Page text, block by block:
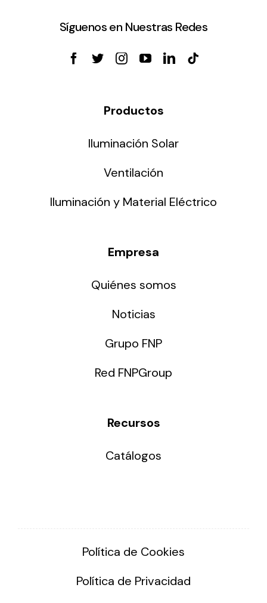
Síguenos en Nuestras Redes
Productos
Iluminación Solar
Ventilación
Iluminación y Material Eléctrico
Empresa
Quiénes somos
Noticias
Grupo FNP
Red FNPGroup
Recursos
Catálogos
Política de Cookies
Política de Privacidad